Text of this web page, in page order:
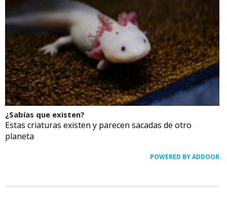
¿Sabías que existen?
Estas criaturas existen y parecen sacadas de otro
planeta
POWERED BY ADDOOR